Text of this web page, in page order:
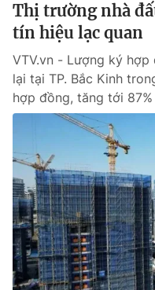
Thị trường nhà
tín hiệu lạc quan
VTV.vn - Lượng ký
lại tại TP. Bắc Kinh
hợp đồng, tăng tới